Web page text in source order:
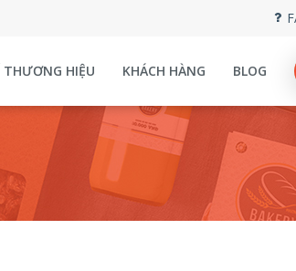
THƯƠNG HIỆU KHÁCH HÀNG BLOG